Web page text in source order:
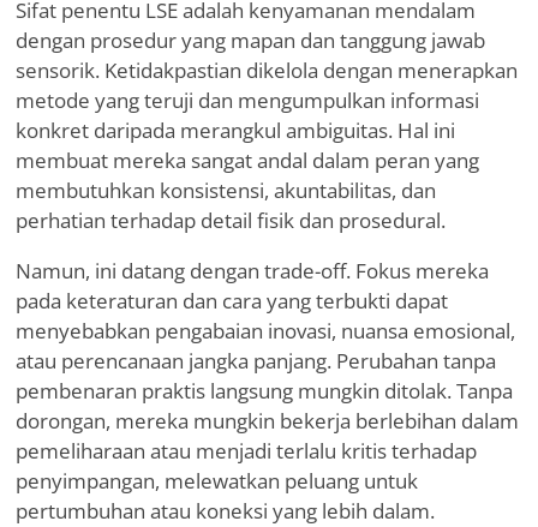
Sifat penentu LSE adalah kenyamanan mendalam
dengan prosedur yang mapan dan tanggung jawab
sensorik. Ketidakpastian dikelola dengan menerapkan
metode yang teruji dan mengumpulkan informasi
konkret daripada merangkul ambiguitas. Hal ini
membuat mereka sangat andal dalam peran yang
membutuhkan konsistensi, akuntabilitas, dan
perhatian terhadap detail fisik dan prosedural.
Namun, ini datang dengan trade-off. Fokus mereka
pada keteraturan dan cara yang terbukti dapat
menyebabkan pengabaian inovasi, nuansa emosional,
atau perencanaan jangka panjang. Perubahan tanpa
pembenaran praktis langsung mungkin ditolak. Tanpa
dorongan, mereka mungkin bekerja berlebihan dalam
pemeliharaan atau menjadi terlalu kritis terhadap
penyimpangan, melewatkan peluang untuk
pertumbuhan atau koneksi yang lebih dalam.